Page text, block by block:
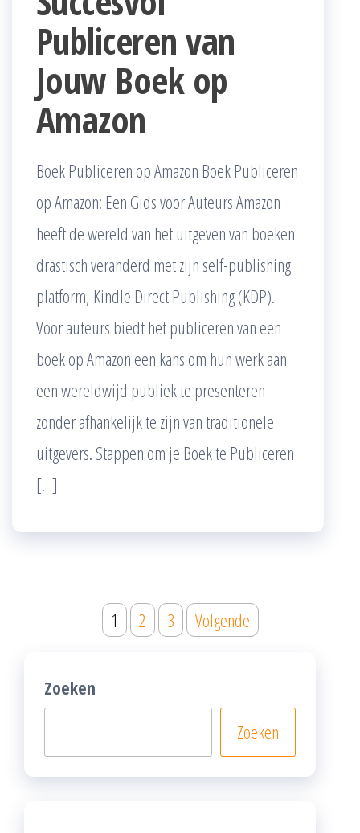
Publiceren van
Jouw Boek op
Amazon
Boek Publiceren op Amazon Boek Publiceren
op Amazon: Een Gids voor Auteurs Amazon
heeft de wereld van het uitgeven van boeken
drastisch veranderd met zijn self-publishing
platform, Kindle Direct Publishing (KDP).
Voor auteurs biedt het publiceren van een
boek op Amazon een kans om hun werk aan
een wereldwijd publiek te presenteren
zonder afhankelijk te zijn van traditionele
uitgevers. Stappen om je Boek te Publiceren
[…]
pagination
1 2 3 Volgende
Zoeken
Zoeken